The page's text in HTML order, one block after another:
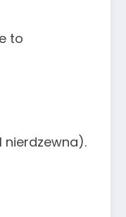
to
nierdzewna).